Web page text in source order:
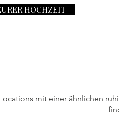
HOCHZEIT
mit einer ähnlichen